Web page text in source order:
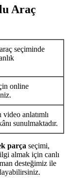
Araç
seçiminde
online
anlatımlı
sunulmaktadır.
parça seçimi,
almak için canlı
desteğimiz ile